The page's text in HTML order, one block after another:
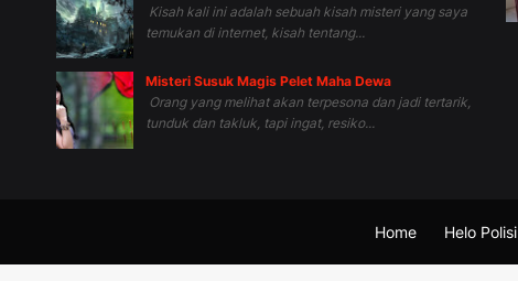
Kisah kali ini adalah sebuah kisah misteri yang saya
temukan di internet, kisah tentang...
Misteri Susuk Magis Pelet Maha Dewa
Orang yang melihat akan terpesona dan jadi tertarik,
tunduk dan takluk, tapi ingat, resiko...
Home Helo Polisi